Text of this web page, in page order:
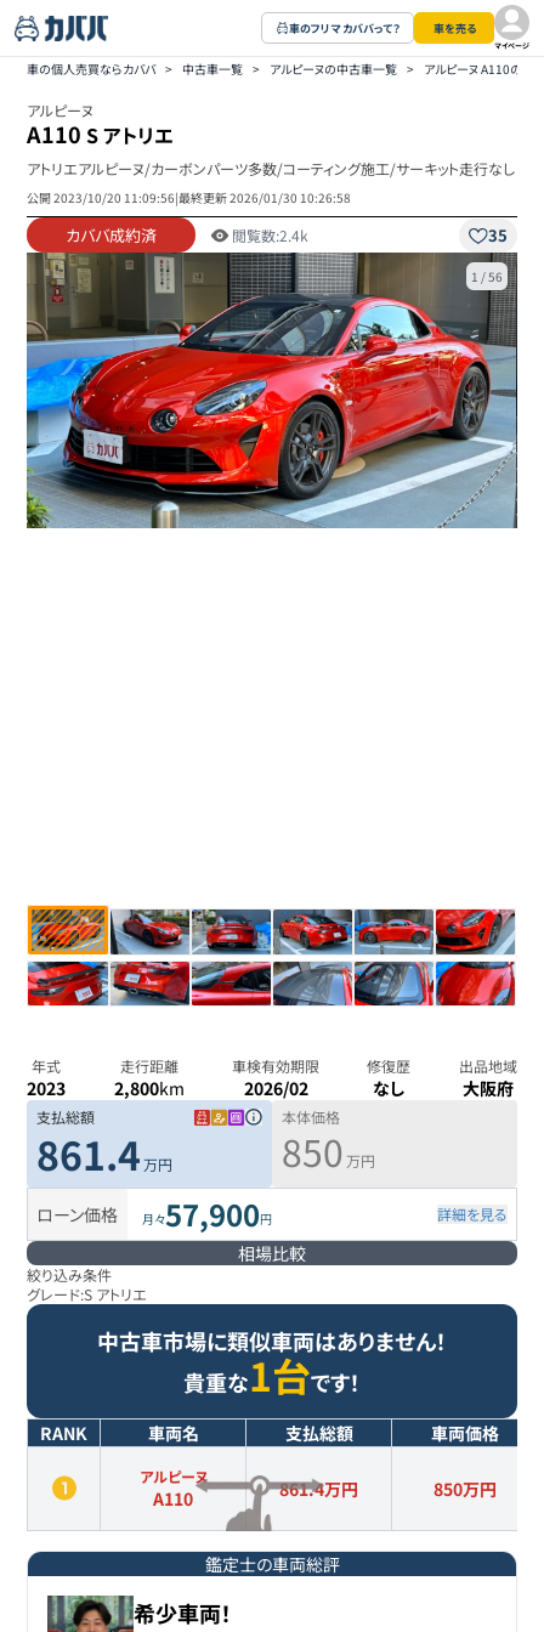
車のフリマ カババって？ 車を売る
マイページ
車の個人売買ならカババ > 中古車一覧 > アルピーヌの中古車一覧 > アルピーヌ A110の中
アルピーヌ
A110 S アトリエ
アトリエアルピーヌ/カーボンパーツ多数/コーティング施工/サーキット走行なし
公開2023/10/20 11:09:56|最終更新2026/01/30 10:26:58
カババ成約済 閲覧数:2.4k 35
1 /56
年式
2023
走行距離
2,800km
車検有効期限
2026/02
修復歴
なし
出品地域
大阪府
支払総額
861.4 万円
本体価格
850 万円
ローン価格 月々57,900円 詳細を見る
相場比較
絞り込み条件
グレード:S アトリエ
中古車市場に類似車両はありません！
貴重な1台です！
RANK 車両名 支払総額 車両価格
アルピーヌ
A110 861.4万円 850万円
鑑定士の車両総評
希少車両！